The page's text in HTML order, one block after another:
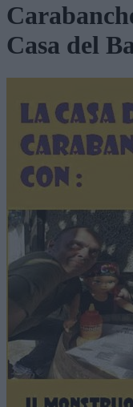
Casa del